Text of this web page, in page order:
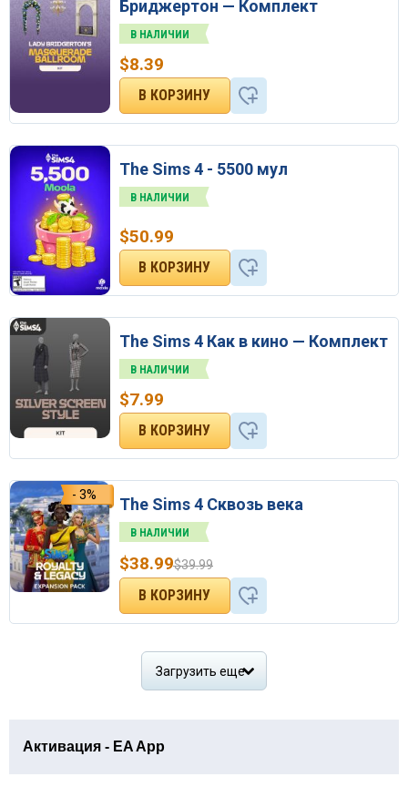
Бриджертон — Комплект
В НАЛИЧИИ
$8.39
The Sims 4 - 5500 мул
В НАЛИЧИИ
$50.99
The Sims 4 Как в кино — Комплект
В НАЛИЧИИ
$7.99
- 3% The Sims 4 Сквозь века
В НАЛИЧИИ
$39.99
$38.99
Загрузить еще
Активация - EA App